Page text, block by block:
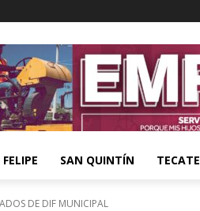
SAN QUINTÍN TECATE
DE DIF MUNICIPAL